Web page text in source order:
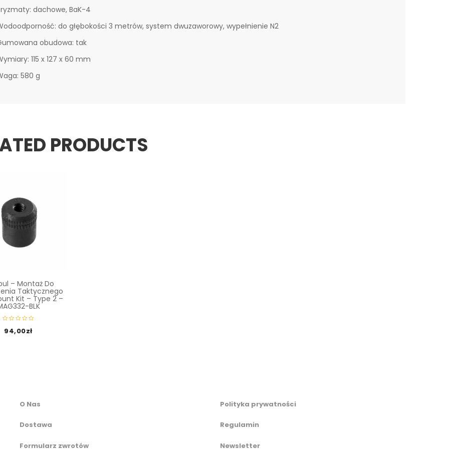
dachowe, BaK-4
do głębokości 3 metrów, system dwuzaworowy, wypełnienie N2
obudowa: tak
115 x 127 x 60 mm
580 g
PRODUCTS
– Montaż Do
Taktycznego
Kit – Type 2 –
BLK
94,00zł
O Nas
Dostawa
Formularz zwrotów
Polityka prywatności
Regulamin
Newsletter